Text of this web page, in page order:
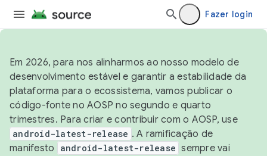
Fazer login
Em 2026, para nos alinharmos ao nosso modelo de
desenvolvimento estável e garantir a estabilidade da
plataforma para o ecossistema, vamos publicar o
código-fonte no AOSP no segundo e quarto
trimestres. Para criar e contribuir com o AOSP, use
android-latest-release . A ramificação de
manifesto
android-latest-release sempre vai